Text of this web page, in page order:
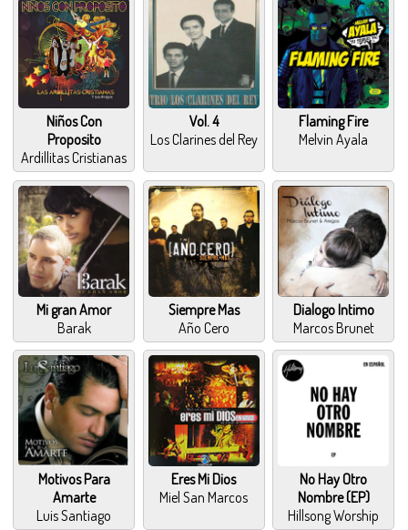
Niños Con
Proposito
Ardillitas Cristianas
Vol. 4
Los Clarines del Rey
Flaming Fire
Melvin Ayala
Mi gran Amor
Barak
Siempre Mas
Año Cero
Dialogo Intimo
Marcos Brunet
Motivos Para
Amarte
Luis Santiago
Eres Mi Dios
Miel San Marcos
No Hay Otro
Nombre (EP)
Hillsong Worship